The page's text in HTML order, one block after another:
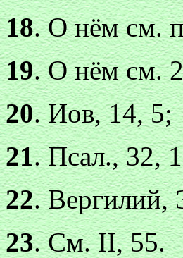
18. О нём см.
19. О нём см.
20. Иов, 14, 5;
21. Псал., 32,
22. Вергилий,
23. См. II, 55.